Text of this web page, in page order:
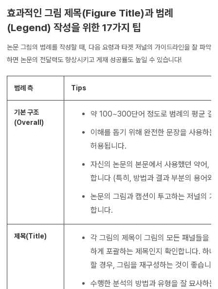
효과적인 그림 제목(Figure Title)과 범례
(Legend) 작성을 위한 17가지 팁
논문 그림의 범례를 작성할 때, 다음 요령과 타겟 저널의 가이드라인을 잘 파악
하면 논문의 전달력도 향상시키고 게재 성공률도 높일 수 있습니다!
범례 측 Tips
기본 구조
(Overall)
약 100~300단어 정도로 범례의 평균 길
이해를 돕기 위해 완전한 문장을 사용하
허용됩니다.
자신의 논문의 본문에서 사용했던 약어,
합니다 (특히, 방법과 결과 부분의 용어와
논문의 그림과 캡션이 투고하는 저널의
합니다.
제목(Title)
각 그림의 제목이 그림의 모든 패널들을
하게 포괄하는 제목인지 확인합니다. 하
할 경우, 그림을 재구성하는 것이 좋습니
수행한 분석의 방법과 유형을 잘 묘사